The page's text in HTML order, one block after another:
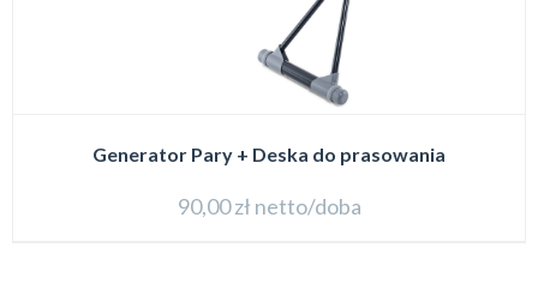
Generator Pary + Deska do prasowania
90,00zł netto/doba